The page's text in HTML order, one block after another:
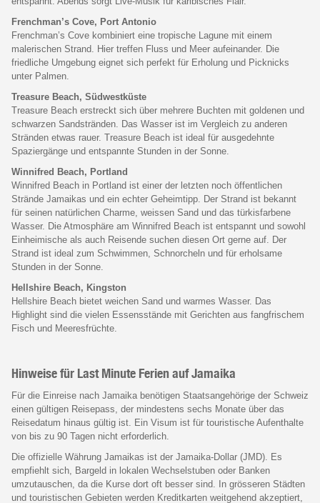
Frenchman’s Cove, Port Antonio
Frenchman’s Cove kombiniert eine tropische Lagune mit einem
malerischen Strand. Hier treffen Fluss und Meer aufeinander. Die
friedliche Umgebung eignet sich perfekt für Erholung und Picknicks
unter Palmen.
Treasure Beach, Südwestküste
Treasure Beach erstreckt sich über mehrere Buchten mit goldenen und
schwarzen Sandstränden. Das Wasser ist im Vergleich zu anderen
Stränden etwas rauer. Treasure Beach ist ideal für ausgedehnte
Spaziergänge und entspannte Stunden in der Sonne.
Winnifred Beach, Portland
Winnifred Beach in Portland ist einer der letzten noch öffentlichen
Strände Jamaikas und ein echter Geheimtipp. Der Strand ist bekannt
für seinen natürlichen Charme, weissen Sand und das türkisfarbene
Wasser. Die Atmosphäre am Winnifred Beach ist entspannt und sowohl
Einheimische als auch Reisende suchen diesen Ort gerne auf. Der
Strand ist ideal zum Schwimmen, Schnorcheln und für erholsame
Stunden in der Sonne.
Hellshire Beach, Kingston
Hellshire Beach bietet weichen Sand und warmes Wasser. Das
Highlight sind die vielen Essensstände mit Gerichten aus fangfrischem
Fisch und Meeresfrüchte.
Hinweise für Last Minute Ferien auf Jamaika
Für die Einreise nach Jamaika benötigen Staatsangehörige der Schweiz
einen gültigen Reisepass, der mindestens sechs Monate über das
Reisedatum hinaus gültig ist. Ein Visum ist für touristische Aufenthalte
von bis zu 90 Tagen nicht erforderlich.
Die offizielle Währung Jamaikas ist der Jamaika-Dollar (JMD). Es
empfiehlt sich, Bargeld in lokalen Wechselstuben oder Banken
umzutauschen, da die Kurse dort oft besser sind. In grösseren Städten
und touristischen Gebieten werden Kreditkarten weitgehend akzeptiert,